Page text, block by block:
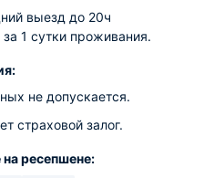
выезд до 20ч
1 сутки проживания.
не допускается.
страховой залог.
ресепшене: